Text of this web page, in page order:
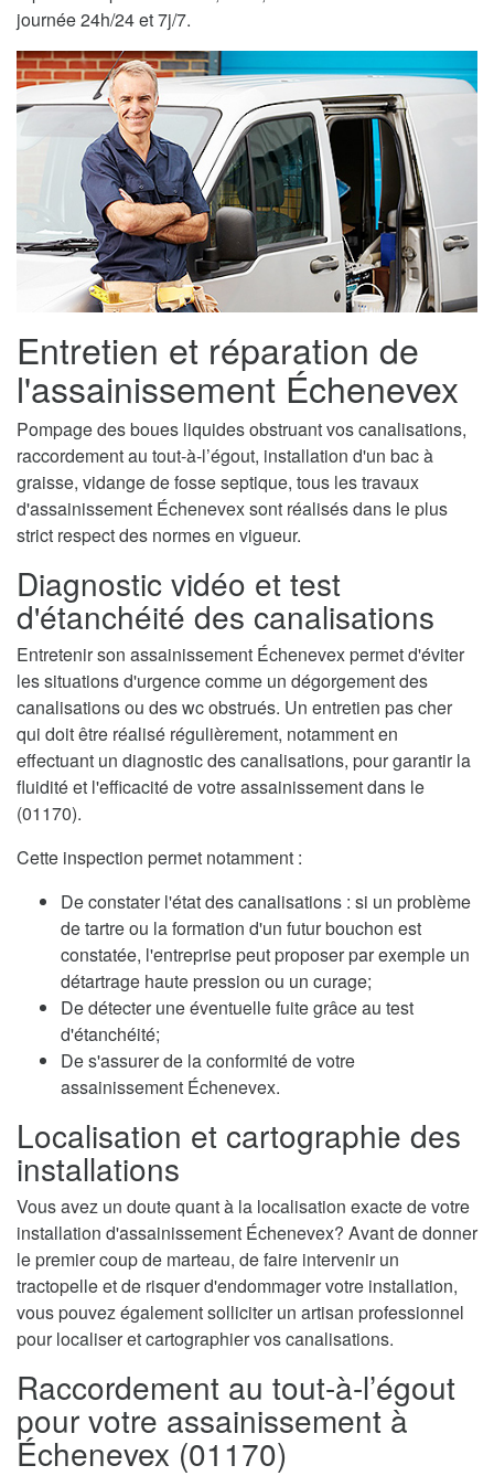
journée 24h/24 et 7j/7.
Entretien et réparation de
l'assainissement Échenevex
Pompage des boues liquides obstruant vos canalisations,
raccordement au tout-à-l’égout, installation d'un bac à
graisse, vidange de fosse septique, tous les travaux
d'assainissement Échenevex sont réalisés dans le plus
strict respect des normes en vigueur.
Diagnostic vidéo et test
d'étanchéité des canalisations
Entretenir son assainissement Échenevex permet d'éviter
les situations d'urgence comme un dégorgement des
canalisations ou des wc obstrués. Un entretien pas cher
qui doit être réalisé régulièrement, notamment en
effectuant un diagnostic des canalisations, pour garantir la
fluidité et l'efficacité de votre assainissement dans le
(01170).
Cette inspection permet notamment :
De constater l'état des canalisations : si un problème
de tartre ou la formation d'un futur bouchon est
constatée, l'entreprise peut proposer par exemple un
détartrage haute pression ou un curage;
De détecter une éventuelle fuite grâce au test
d'étanchéité;
De s'assurer de la conformité de votre
assainissement Échenevex.
Localisation et cartographie des
installations
Vous avez un doute quant à la localisation exacte de votre
installation d'assainissement Échenevex? Avant de donner
le premier coup de marteau, de faire intervenir un
tractopelle et de risquer d'endommager votre installation,
vous pouvez également solliciter un artisan professionnel
pour localiser et cartographier vos canalisations.
Raccordement au tout-à-l’égout
pour votre assainissement à
Échenevex (01170)